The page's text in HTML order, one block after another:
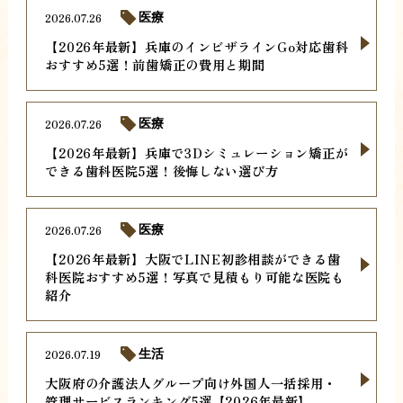
【2026年最新】兵庫のインビザラインGo対応歯科
おすすめ5選！前歯矯正の費用と期間
2026.07.26 医療
【2026年最新】兵庫で3Dシミュレーション矯正が
できる歯科医院5選！後悔しない選び方
2026.07.26 医療
【2026年最新】大阪でLINE初診相談ができる歯
科医院おすすめ5選！写真で見積もり可能な医院も
紹介
2026.07.26 医療
大阪府の介護法人グループ向け外国人一括採用・
2026.07.19 生活